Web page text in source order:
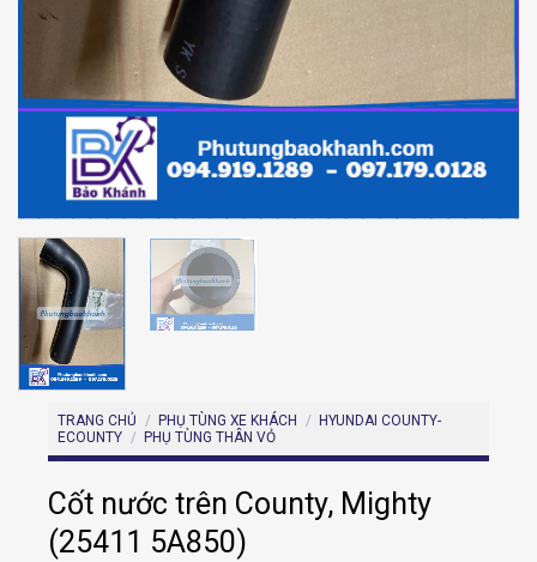
TRANG CHỦ / PHỤ TÙNG XE KHÁCH / HYUNDAI COUNTY-
ECOUNTY / PHỤ TÙNG THÂN VỎ
Cốt nước trên County, Mighty
(25411 5A850)